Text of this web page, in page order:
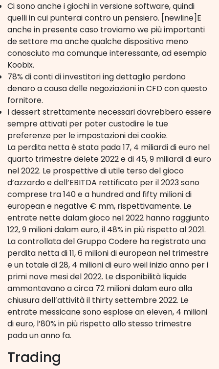
Ci sono anche i giochi in versione software, quindi
quelli in cui punterai contro un pensiero. [newline]E
anche in presente caso troviamo we più importanti
de settore ma anche qualche dispositivo meno
conosciuto ma comunque interessante, ad esempio
Koobix.
78% di conti di investitori ing dettaglio perdono
denaro a causa delle negoziazioni in CFD con questo
fornitore.
I dessert strettamente necessari dovrebbero essere
sempre attivati per poter custodire le tue
preferenze per le impostazioni dei cookie.
La perdita netta è stata pada 17, 4 miliardi di euro nel
quarto trimestre delete 2022 e di 45, 9 miliardi di euro
nel 2022. Le prospettive di utile terso del gioco
d’azzardo e dell’EBITDA rettificato per il 2023 sono
comprese tra 140 e a hundred and fifty milioni di
european e negative € mm, rispettivamente. Le
entrate nette dalam gioco nel 2022 hanno raggiunto
122, 9 milioni dalam euro, il 48% in più rispetto al 2021.
La controllata del Gruppo Codere ha registrato una
perdita netta di 11, 6 milioni di european nel trimestre
e un totale di 28, 4 milioni di euro weil inizio anno per i
primi nove mesi del 2022. Le disponibilità liquide
ammontavano a circa 72 milioni dalam euro alla
chiusura dell’attività il thirty settembre 2022. Le
entrate messicane sono esplose an eleven, 4 milioni
di euro, l’80% in più rispetto allo stesso trimestre
pada un anno fa.
Trading